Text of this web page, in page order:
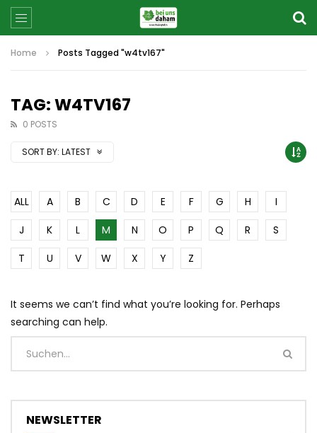
Home Posts Tagged "w4tv167"
TAG: W4TV167
0 POSTS
SORT BY: LATEST
ALL A B C D E F G H
I
J
K L M N O P Q R
S
T
U V W X Y Z
It seems we can’t find what you’re looking for. Perhaps
searching can help.
NEWSLETTER